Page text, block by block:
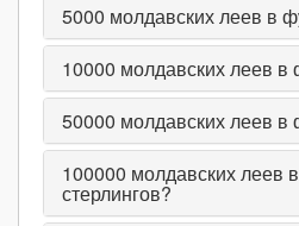
5000 молдавских леев в
10000 молдавских леев в
50000 молдавских леев в
100000 молдавских леев
стерлингов?